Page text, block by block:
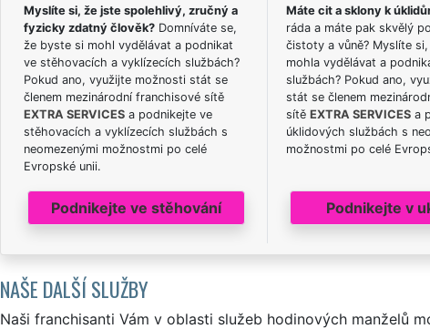
Myslíte si, že jste spolehlivý, zručný a
fyzicky zdatný člověk?Domníváte se,
že byste si mohl vydělávat a podnikat
ve stěhovacích a vyklízecích službách?
Pokud ano, využijte možnosti stát se
členem mezinárodní franchisové sítě
EXTRA SERVICESa podnikejte ve
stěhovacích a vyklízecích službách s
neomezenými možnostmi po celé
Evropské unii.
Podnikejte ve stěhování
Máte cit a sklony k
ráda a máte pak skvělý
čistoty a vůně? Myslíte
mohla vydělávat a
službách? Pokud ano,
stát se členem
sítě EXTRA SERVICESa
úklidových službách s
možnostmi po celé
Podnikejte v
NAŠE DALŠÍ SLUŽBY
Naši franchisanti Vám v oblasti služeb hodinových manželů